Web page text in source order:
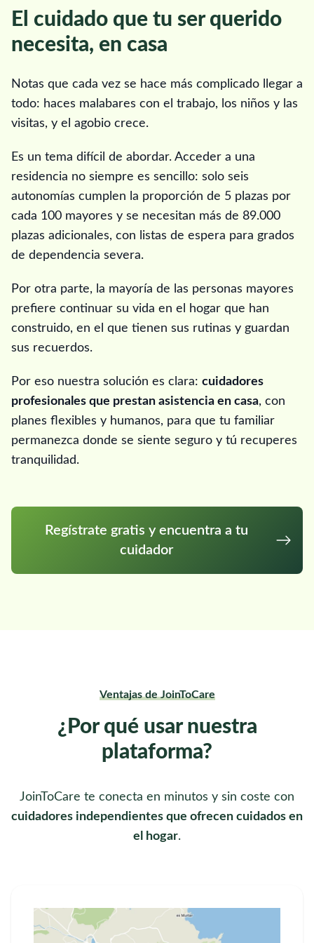
El cuidado que tu ser querido
necesita, en casa
Notas que cada vez se hace más complicado llegar a
todo: haces malabares con el trabajo, los niños y las
visitas, y el agobio crece.
Es un tema difícil de abordar. Acceder a una
residencia no siempre es sencillo: solo seis
autonomías cumplen la proporción de 5 plazas por
cada 100 mayores y se necesitan más de 89.000
plazas adicionales, con listas de espera para grados
de dependencia severa.
Por otra parte, la mayoría de las personas mayores
prefiere continuar su vida en el hogar que han
construido, en el que tienen sus rutinas y guardan
sus recuerdos.
Por eso nuestra solución es clara: cuidadores
profesionales que prestan asistencia en casa, con
planes flexibles y humanos, para que tu familiar
permanezca donde se siente seguro y tú recuperes
tranquilidad.
Regístrate gratis y encuentra a tu
cuidador
Ventajas de JoinToCare
¿Por qué usar nuestra
plataforma?
JoinToCare te conecta en minutos y sin coste con
cuidadores independientes que ofrecen cuidados en
el hogar.